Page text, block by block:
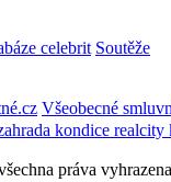
celebrit Soutěže
Všeobecné
kondice realcity
práva